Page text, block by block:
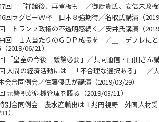
回 「禅譲後、再登板も」／御厨貴氏、安倍未政
回ラグビーＷ杯 日本８強期待／名取氏講演（
トランプ政権の不透明感続く／安井氏講演（
回「１人当たりのＧＤＰ成長を」／＿「デフレに
2019/06/21）
「皇室の今後 議論必要」／共同通信・山田さん
人間の経済活動には 「不合理な選択ある」 ／
会合同例会／佐藤優氏が講演（2019/03/29）
元警視が危機管理を語る（2019/03/11）
別合同例会 農水産輸出は１兆円視野 外国人材受
）